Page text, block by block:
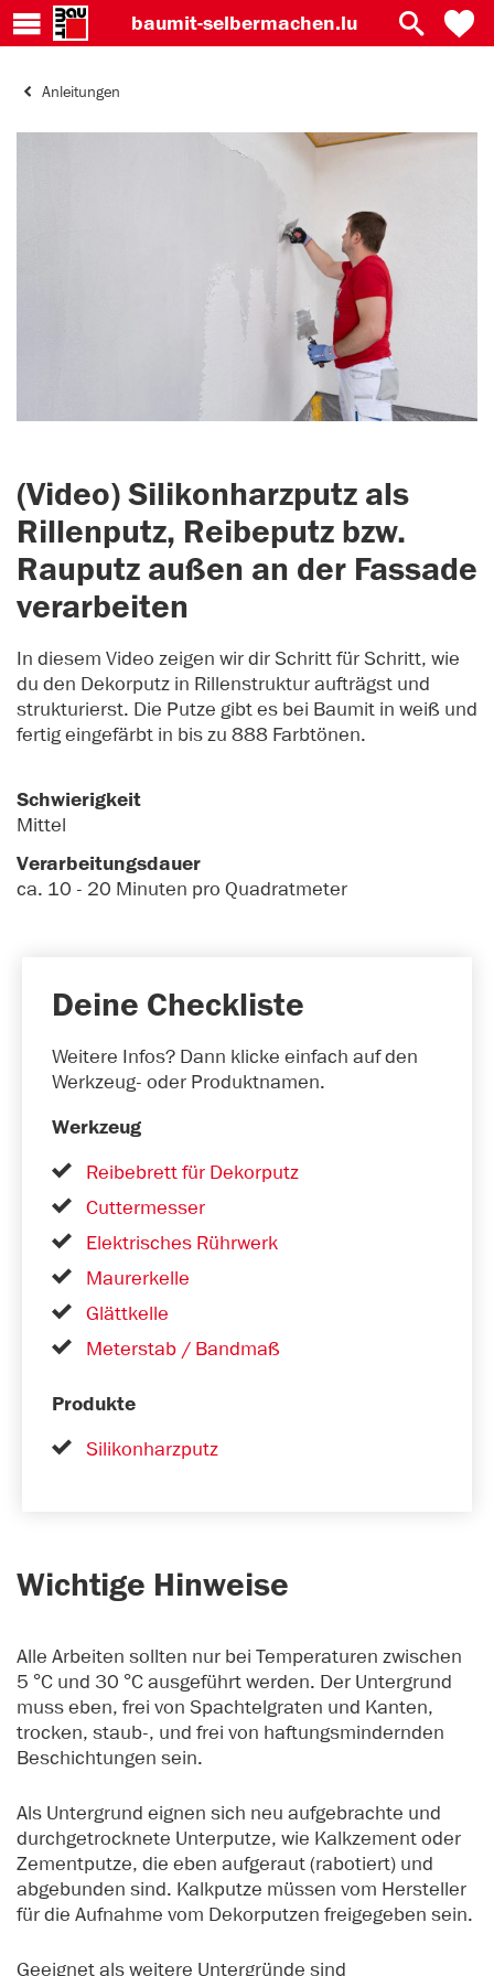
baumit-selbermachen.lu
Anleitungen
(Video) Silikonharzputz als
Rillenputz, Reibeputz bzw.
Rauputz außen an der Fassade
verarbeiten
In diesem Video zeigen wir dir Schritt für Schritt, wie
du den Dekorputz in Rillenstruktur aufträgst und
strukturierst. Die Putze gibt es bei Baumit in weiß und
fertig eingefärbt in bis zu 888 Farbtönen.
Schwierigkeit
Mittel
Verarbeitungsdauer
ca. 10 - 20 Minuten pro Quadratmeter
Deine Checkliste
Weitere Infos? Dann klicke einfach auf den
Werkzeug- oder Produktnamen.
Werkzeug
Reibebrett für Dekorputz
Cuttermesser
Elektrisches Rührwerk
Maurerkelle
Glättkelle
Meterstab / Bandmaß
Produkte
Silikonharzputz
Wichtige Hinweise
Alle Arbeiten sollten nur bei Temperaturen zwischen
5 °C und 30 °C ausgeführt werden. Der Untergrund
muss eben, frei von Spachtelgraten und Kanten,
trocken, staub-, und frei von haftungsmindernden
Beschichtungen sein.
Als Untergrund eignen sich neu aufgebrachte und
durchgetrocknete Unterputze, wie Kalkzement oder
Zementputze, die eben aufgeraut (rabotiert) und
abgebunden sind. Kalkputze müssen vom Hersteller
für die Aufnahme vom Dekorputzen freigegeben sein.
Geeignet als weitere Untergründe sind